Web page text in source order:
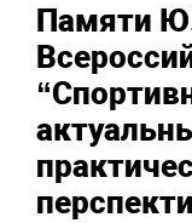
Памяти